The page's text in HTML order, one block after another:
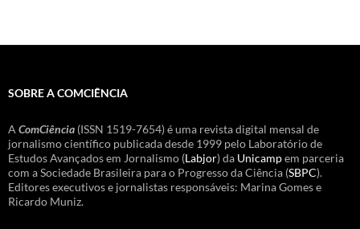
SOBRE A COMCIÊNCIA
A ComCiência (ISSN 1519-7654) é uma revista digital mensal de
jornalismo científico publicada desde 1999 pelo Laboratório de
Estudos Avançados em Jornalismo (Labjor) da Unicampem parceria
com a Sociedade Brasileira para o Progresso da Ciência (SBPC).
Editores executivos e jornalistas responsáveis: Marina Gomes e
Ricardo Muniz.